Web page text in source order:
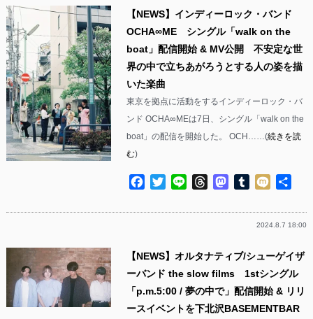
【NEWS】インディーロック・バンド
OCHA∞ME シングル「walk on the
boat」配信開始 & MV公開 不安定な世
界の中で立ちあがろうとする人の姿を描
いた楽曲
東京を拠点に活動をするインディーロック・バ
ンド OCHA∞MEは7日、シングル「walk on the
boat」の配信を開始した。 OCH……(続きを読
む)
Facebook
TwitterLine ThreadsMastodon
Tumblr
Mixi
2024.8.7 18:00
【NEWS】オルタナティブ/シューゲイザ
ーバンド the slow films 1stシングル
「p.m.5:00 / 夢の中で」配信開始 & リリ
ースイベントを下北沢BASEMENTBAR